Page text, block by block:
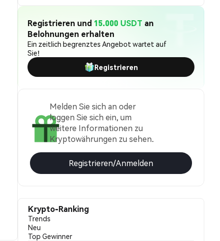
Registrieren und 15.000 USDT an
Belohnungen erhalten
Ein zeitlich begrenztes Angebot wartet auf
Sie!
Registrieren
Melden Sie sich an oder
loggen Sie sich ein, um
weitere Informationen zu
Kryptowährungen zu sehen.
Registrieren/Anmelden
Krypto-Ranking
Trends
Neu
Top Gewinner